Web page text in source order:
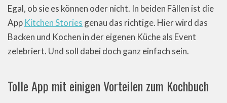
Egal, ob sie es können oder nicht. In beiden Fällen ist die
App Kitchen Stories genau das richtige. Hier wird das
Backen und Kochen in der eigenen Küche als Event
zelebriert. Und soll dabei doch ganz einfach sein.
Tolle App mit einigen Vorteilen zum Kochbuch